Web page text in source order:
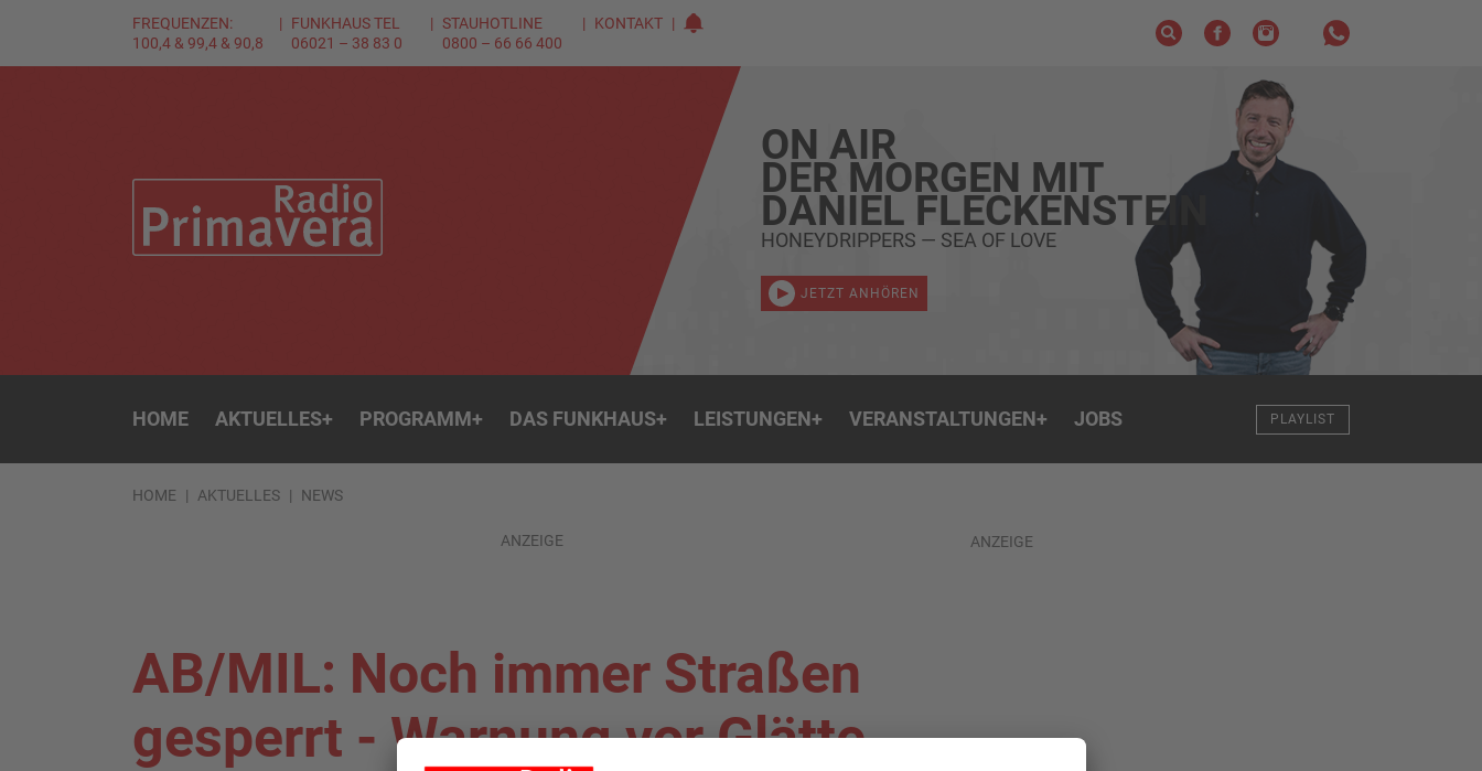
FREQUENZEN:
100,4 & 99,4 & 90,8
FUNKHAUS TEL
06021 – 38 83 0
STAUHOTLINE
0800 – 66 66 400
KONTAKT
ON AIR
DER MORGEN MIT
DANIEL FLECKENSTEIN
HONEYDRIPPERS — SEA OF LOVE
JETZT ANHÖREN
HOME AKTUELLES+ PROGRAMM+ DAS FUNKHAUS+ LEISTUNGEN+ VERANSTALTUNGEN+ JOBS PLAYLIST
HOME AKTUELLES NEWS
ANZEIGE
AB/MIL: Noch immer Straßen
gesperrt - Warnung vor Glätte
ANZEIGE